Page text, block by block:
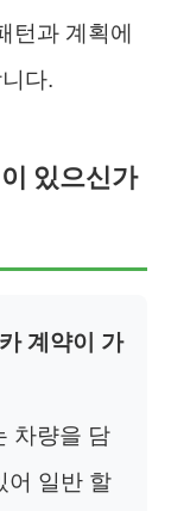
턴과 계획에
다.
있으신가
계약이 가
차량을 담
어 일반 할